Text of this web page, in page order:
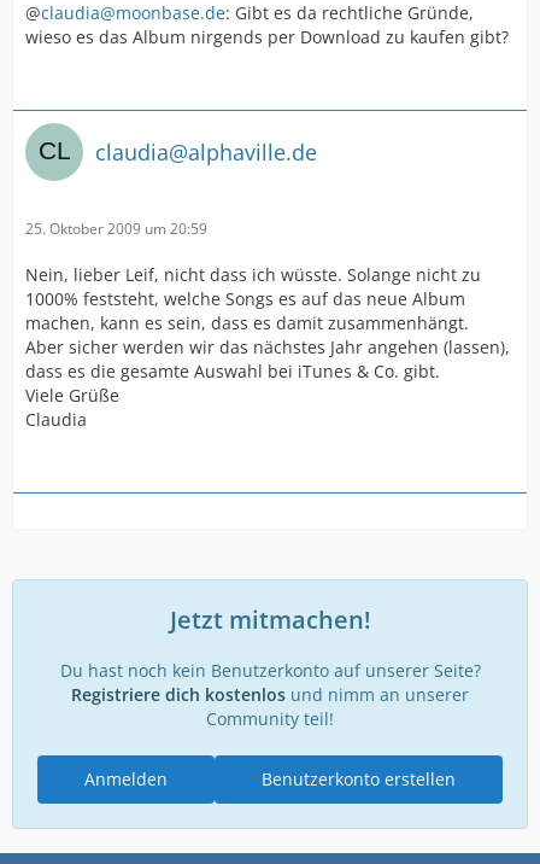
@claudia@moonbase.de: Gibt es da rechtliche Gründe,
wieso es das Album nirgends per Download zu kaufen gibt?
claudia@alphaville.de
25. Oktober 2009 um 20:59
Nein, lieber Leif, nicht dass ich wüsste. Solange nicht zu
1000% feststeht, welche Songs es auf das neue Album
machen, kann es sein, dass es damit zusammenhängt.
Aber sicher werden wir das nächstes Jahr angehen (lassen),
dass es die gesamte Auswahl bei iTunes & Co. gibt.
Viele Grüße
Claudia
Jetzt mitmachen!
Du hast noch kein Benutzerkonto auf unserer Seite?
Registriere dich kostenlos und nimm an unserer
Community teil!
Benutzerkonto erstellen
Anmelden